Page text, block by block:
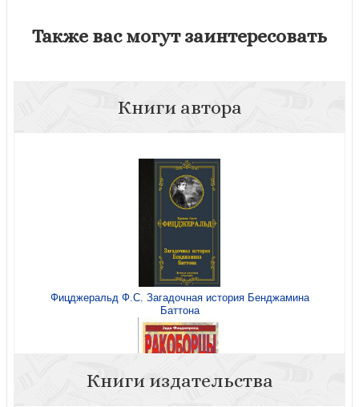
Также вас могут заинтересовать
Книги автора
Фицджеральд Ф.С. Загадочная история Бенджамина
Баттона
Книги издательства